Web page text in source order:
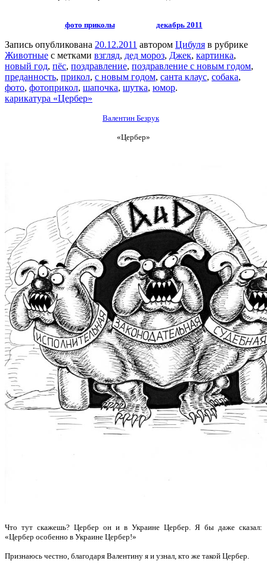
фото приколы декабрь 2011
Запись опубликована 20.12.2011 автором Цибуля в рубрике
Животные с метками взгляд, дед мороз, Джек, картинка,
новый год, пёс, поздравление, поздравление с новым годом,
преданность, прикол, с новым годом, санта клаус, собака,
фото, фотоприкол, шапочка, шутка, юмор.
карикатура «Цербер»
Валентин Безрук
«Цербер»
Что тут скажешь? Цербер он и в Украине Цербер. Я бы даже сказал:
«Цербер особенно в Украине Цербер!»
Признаюсь честно, благодаря Валентину я и узнал, кто же такой Цербер.